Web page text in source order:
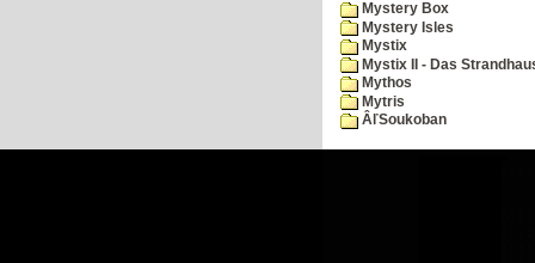
Mystery Box
Mystery Isles
Mystix
Mystix II - Das
Mythos
Mytris
ÂľSoukoban